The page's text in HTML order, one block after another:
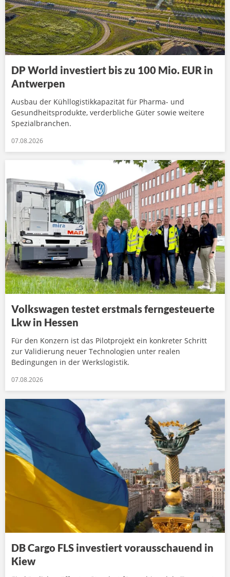
DP World investiert bis zu 100 Mio. EUR in
Antwerpen
Ausbau der Kühllogistikkapazität für Pharma- und
Gesundheitsprodukte, verderbliche Güter sowie weitere
Spezialbranchen.
07.08.2026
Volkswagen testet erstmals ferngesteuerte
Lkw in Hessen
Für den Konzern ist das Pilotprojekt ein konkreter Schritt
zur Validierung neuer Technologien unter realen
Bedingungen in der Werkslogistik.
07.08.2026
DB Cargo FLS investiert vorausschauend in
Kiew